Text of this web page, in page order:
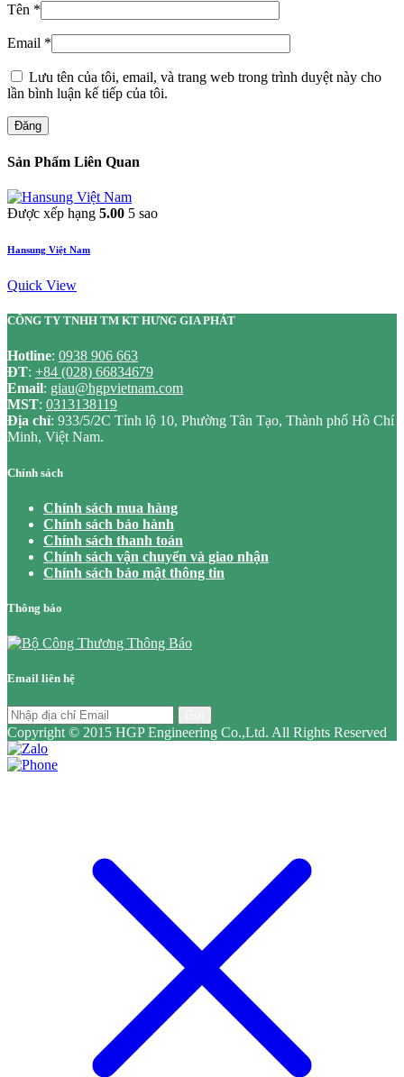
Tên *
Email *
Lưu tên của tôi, email, và trang web trong trình duyệt này cho
lần bình luận kế tiếp của tôi.
Đăng
Sản Phẩm Liên Quan
Được xếp hạng 5.00 5 sao
Hansung Việt Nam
Quick View
CÔNG TY TNHH TM KT HƯNG GIA PHÁT
Hotline: 0938 906 663
ĐT: +84 (028) 66834679
Email: giau@hgpvietnam.com
MST: 0313138119
Địa chỉ: 933/5/2C Tỉnh lộ 10, Phường Tân Tạo, Thành phố Hồ Chí
Minh, Việt Nam.
Chính sách
Chính sách mua hàng
Chính sách bảo hành
Chính sách thanh toán
Chính sách vận chuyển và giao nhận
Chính sách bảo mật thông tin
Thông báo
Email liên hệ
Copyright © 2015 HGP Engineering Co.,Ltd. All Rights Reserved